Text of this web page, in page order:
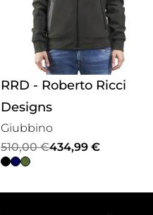
RRD - Roberto Ricci
Designs
Giubbino
510,00€
Il
prezzo
434,99 €
Il
prezzo